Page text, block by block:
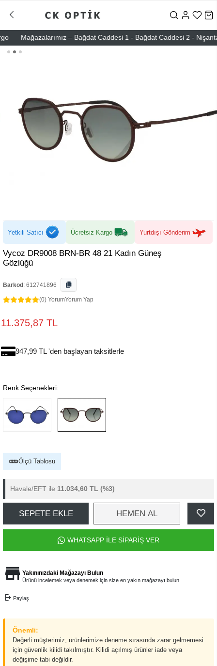
Mağazalarımız – Bağdat Caddesi 1 - Bağdat Caddesi 2 -
Yetkili Satıcı Ücretsiz Kargo Yurtdışı Gönderim
Vycoz DR9008 BRN-BR 48 21 Kadın Güneş
Gözlüğü
Barkod : 612741896
(0) YorumYorum Yap
11.375,87 TL
947,99 TL 'den başlayan taksitlerle
Renk Seçenekleri:
Ölçü Tablosu
Havale/EFT ile 11.034,60 TL (%3)
SEPETE EKLE HEMEN AL
WHATSAPP İLE SİPARİŞ VER
Yakınınızdaki Mağazayı Bulun
Ürünü incelemek veya denemek için size en yakın mağazayı bulun.
Paylaş
Önemli:
Değerli müşterimiz, ürünlerimize deneme sırasında zarar gelmemesi
için güvenlik kilidi takılmıştır. Kilidi açılmış ürünler iade veya
değişime tabi değildir.